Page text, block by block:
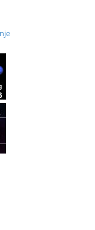
–